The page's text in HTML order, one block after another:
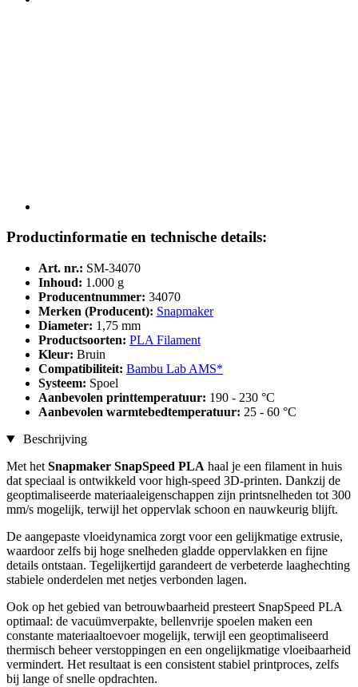
Productinformatie en technische details:
Art. nr.: SM-34070
Inhoud: 1.000 g
Producentnummer: 34070
Merken (Producent): Snapmaker
Diameter: 1,75 mm
Productsoorten: PLA Filament
Kleur: Bruin
Compatibiliteit: Bambu Lab AMS*
Systeem: Spoel
Aanbevolen printtemperatuur: 190 - 230 °C
Aanbevolen warmtebedtemperatuur: 25 - 60 °C
Beschrijving
Met het Snapmaker SnapSpeed PLA haal je een filament in huis
dat speciaal is ontwikkeld voor high-speed 3D-printen. Dankzij de
geoptimaliseerde materiaaleigenschappen zijn printsnelheden tot 300
mm/s mogelijk, terwijl het oppervlak schoon en nauwkeurig blijft.
De aangepaste vloeidynamica zorgt voor een gelijkmatige extrusie,
waardoor zelfs bij hoge snelheden gladde oppervlakken en fijne
details ontstaan. Tegelijkertijd garandeert de verbeterde laaghechting
stabiele onderdelen met netjes verbonden lagen.
Ook op het gebied van betrouwbaarheid presteert SnapSpeed PLA
optimaal: de vacuümverpakte, bellenvrije spoelen maken een
constante materiaaltoevoer mogelijk, terwijl een geoptimaliseerd
thermisch beheer verstoppingen en een ongelijkmatige vloeibaarheid
vermindert. Het resultaat is een consistent stabiel printproces, zelfs
bij lange of snelle opdrachten.